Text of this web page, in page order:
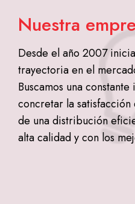
Nuestra
Desde el año 2007
trayectoria en el
Buscamos una
concretar la
de una distribución
alta calidad y con los